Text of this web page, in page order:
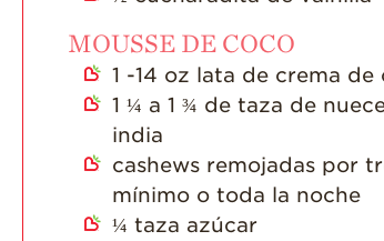
MOUSSE DE COCO
1 -14 oz lata de crema de
1 ¼ a 1 ¾ de taza de
india
cashews remojadas por
mínimo o toda la noche
¼ taza azúcar